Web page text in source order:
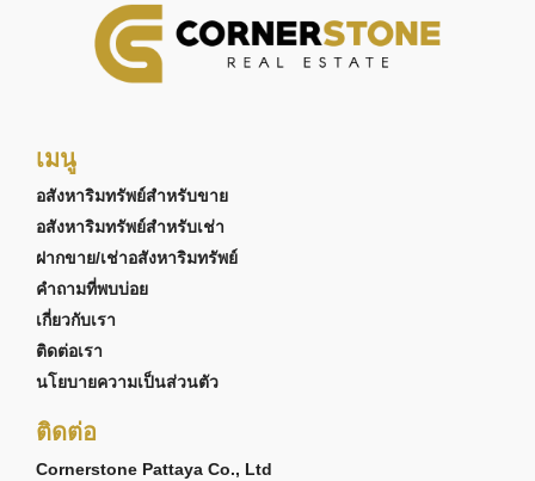
เมนู
อสังหาริมทรัพย์สำหรับขาย
อสังหาริมทรัพย์สำหรับเช่า
ฝากขาย/เช่าอสังหาริมทรัพย์
คำถามที่พบบ่อย
เกี่ยวกับเรา
ติดต่อเรา
นโยบายความเป็นส่วนตัว
ติดต่อ
Cornerstone Pattaya Co., Ltd